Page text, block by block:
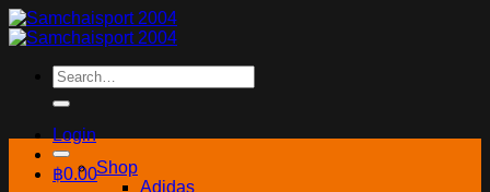
Skip
to
Search
for:
Login
฿0.00Shop
Adidas